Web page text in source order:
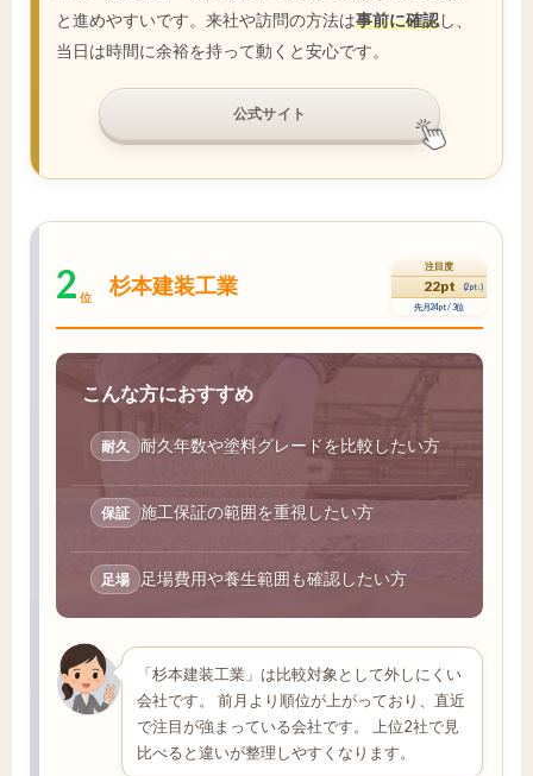
と進めやすいです。来社や訪問の方法は事前に確認し、
当日は時間に余裕を持って動くと安心です。
公式サイト
2 位 杉本建装工業
注目度
22pt (2pt↓)
先月24pt / 3位
こんな方におすすめ
耐久 耐久年数や塗料グレードを比較したい方
保証 施工保証の範囲を重視したい方
足場 足場費用や養生範囲も確認したい方
「杉本建装工業」は比較対象として外しにくい
会社です。 前月より順位が上がっており、直近
で注目が強まっている会社です。 上位2社で見
比べると違いが整理しやすくなります。